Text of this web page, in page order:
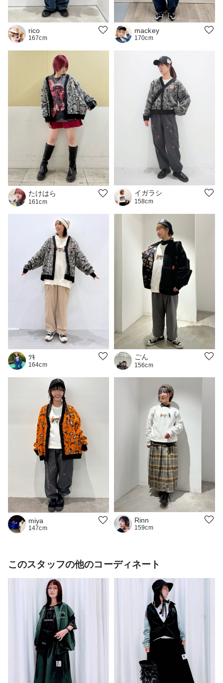
rico
167cm
mackey
170cm
たけはら
161cm
イガラシ
158cm
ﾂｷ
164cm
ごん
156cm
miya
147cm
Rinn
159cm
このスタッフの他のコーディネート